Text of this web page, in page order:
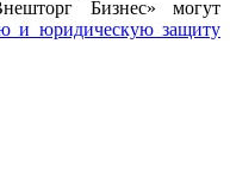
Бизнес» могут
и юридическую защиту